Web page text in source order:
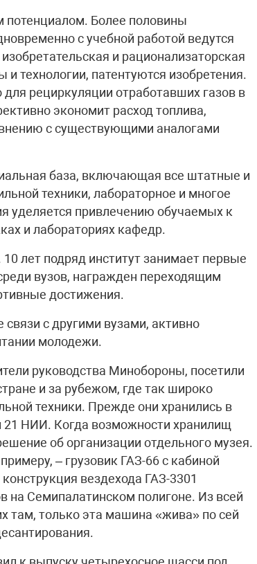
потенциалом. Более половины
с учебной работой ведутся
и рационализаторская
технологии, патентуются изобретения.
рециркуляции отработавших газов в
экономит расход топлива,
с существующими аналогами
база, включающая все штатные и
техники, лабораторное и многое
уделяется привлечению обучаемых к
и лабораториях кафедр.
лет подряд институт занимает первые
вузов, награжден переходящим
достижения.
с другими вузами, активно
молодежи.
руководства Минобороны, посетили
и за рубежом, где так широко
техники. Прежде они хранились в
НИИ. Когда возможности хранилищ
об организации отдельного музея.
– грузовик ГАЗ-66 с кабиной
вездехода ГАЗ-3301
на Семипалатинском полигоне. Из всей
там, только эта машина «жива» по сей